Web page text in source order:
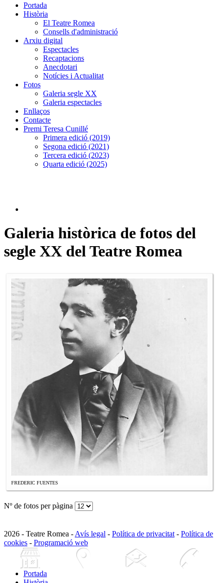
Portada
Història
El Teatre Romea
Consells d'administració
Arxiu digital
Espectacles
Recaptacions
Anecdotari
Notícies i Actualitat
Fotos
Galeria segle XX
Galeria espectacles
Enllaços
Contacte
Premi Teresa Cunillé
Primera edició (2019)
Segona edició (2021)
Tercera edició (2023)
Quarta edició (2025)
Galeria històrica de fotos del
segle XX del Teatre Romea
FREDERIC FUENTES
Nº de fotos per pàgina
2026 - Teatre Romea - Avís legal - Política de privacitat - Política de
cookies - Programació web
Portada